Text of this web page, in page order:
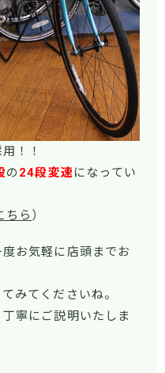
！！
の 24段変速 になってい
ちら ）
お気軽に店頭までお
みてくださいね。
寧にご説明いたしま